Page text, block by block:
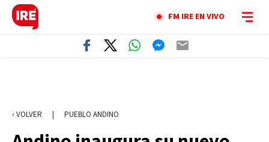
FM IRE EN VIVO
‹ VOLVER | PUEBLO ANDINO